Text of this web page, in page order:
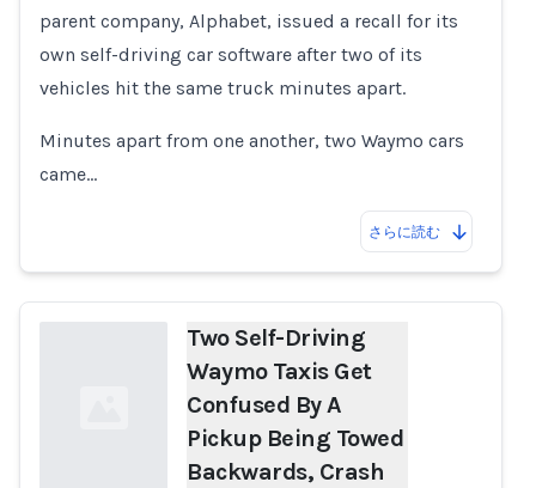
parent company, Alphabet, issued a recall for its
own self-driving car software after two of its
vehicles hit the same truck minutes apart.
Minutes apart from one another, two Waymo cars
came…
さらに読む
Two Self-Driving
Waymo Taxis Get
Confused By A
Pickup Being Towed
Backwards, Crash